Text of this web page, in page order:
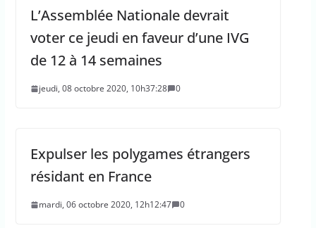
L’Assemblée Nationale devrait
voter ce jeudi en faveur d’une IVG
de 12 à 14 semaines
jeudi, 08 octobre 2020, 10h37:28 0
Expulser les polygames étrangers
résidant en France
mardi, 06 octobre 2020, 12h12:47 0